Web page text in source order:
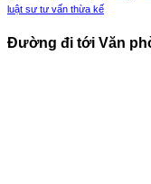
luật sư tư vấn thừa kế
Đường đi tới Văn